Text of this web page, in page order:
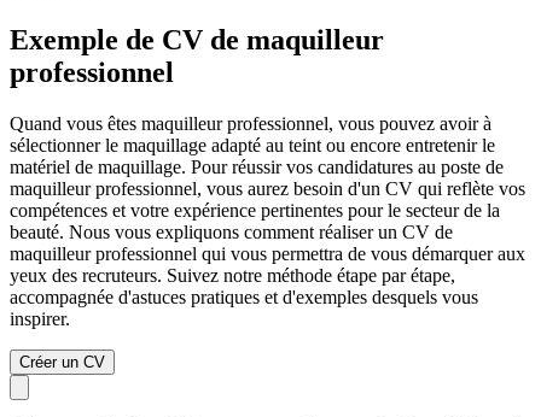
Exemple de CV de maquilleur
professionnel
Quand vous êtes maquilleur professionnel, vous pouvez avoir à
sélectionner le maquillage adapté au teint ou encore entretenir le
matériel de maquillage. Pour réussir vos candidatures au poste de
maquilleur professionnel, vous aurez besoin d'un CV qui reflète vos
compétences et votre expérience pertinentes pour le secteur de la
beauté. Nous vous expliquons comment réaliser un CV de
maquilleur professionnel qui vous permettra de vous démarquer aux
yeux des recruteurs. Suivez notre méthode étape par étape,
accompagnée d'astuces pratiques et d'exemples desquels vous
inspirer.
Créer un CV